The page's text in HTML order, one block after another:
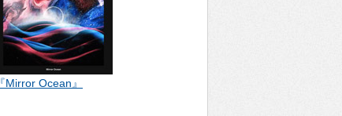
『Mirror Ocean』